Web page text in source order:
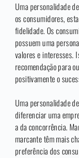
Uma personalidade
os consumidores,
fidelidade. Os
possuem uma
valores e interesses.
recomendação para
positivamente o
Uma personalidade
diferenciar uma
a da concorrência.
marcante têm mais
preferência dos